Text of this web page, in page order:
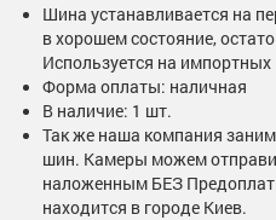
Шина устанавливается на
в хорошем состояние,
Используется на
Форма оплаты: наличная
В наличие: 1 шт.
Так же наша компания
шин. Камеры можем
наложенным БЕЗ
находится в городе Киев.